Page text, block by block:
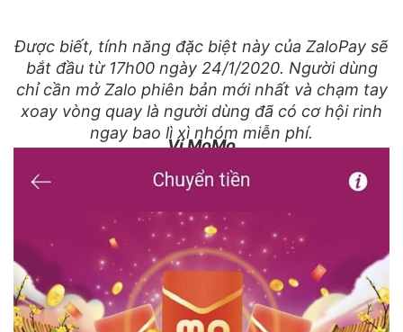
Được biết, tính năng đặc biệt này của ZaloPay sẽ
bắt đầu từ 17h00 ngày 24/1/2020. Người dùng
chỉ cần mở Zalo phiên bản mới nhất và chạm tay
xoay vòng quay là người dùng đã có cơ hội rinh
ngay bao lì xì nhóm miễn phí.
Ví MoMo